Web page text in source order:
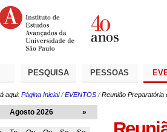
PESQUISA PESSOAS
aqui: Página Inicial /EVENTOS /Reunião Preparatória
Agosto 2026 »